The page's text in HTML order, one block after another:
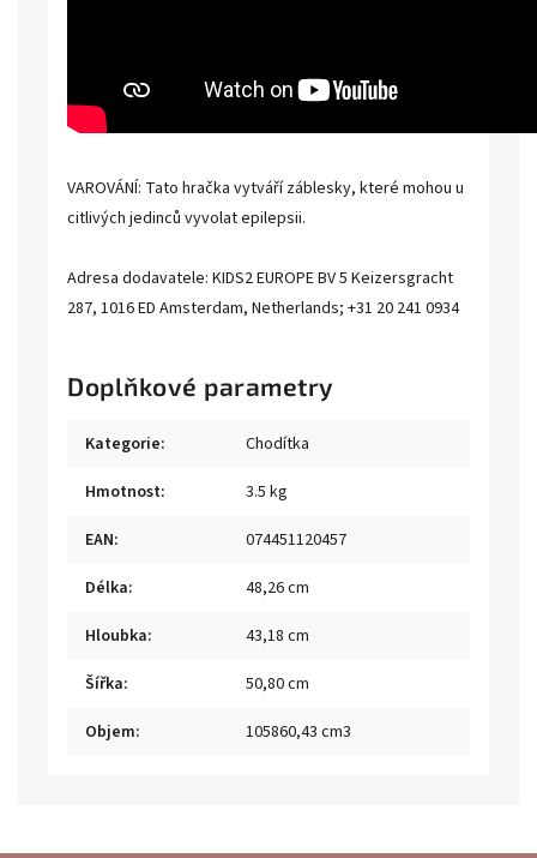
VAROVÁNÍ: Tato hračka vytváří záblesky, které mohou u
citlivých jedinců vyvolat epilepsii.
Adresa dodavatele: KIDS2 EUROPE BV 5 Keizersgracht
287, 1016 ED Amsterdam, Netherlands; +31 20 241 0934
Doplňkové parametry
Kategorie:
Chodítka
Hmotnost:
3.5 kg
EAN:
074451120457
Délka:
48,26 cm
Hloubka:
43,18 cm
Šířka:
50,80 cm
Objem: 105860,43 cm3